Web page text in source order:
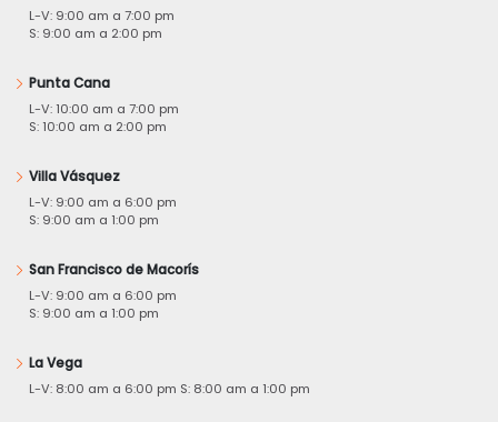
L-V: 9:00 am a 7:00 pm
S: 9:00 am a 2:00 pm
Punta Cana
L-V: 10:00 am a 7:00 pm
S: 10:00 am a 2:00 pm
Villa Vásquez
L-V: 9:00 am a 6:00 pm
S: 9:00 am a 1:00 pm
San Francisco de Macorís
L-V: 9:00 am a 6:00 pm
S: 9:00 am a 1:00 pm
La Vega
L-V: 8:00 am a 6:00 pm S: 8:00 am a 1:00 pm